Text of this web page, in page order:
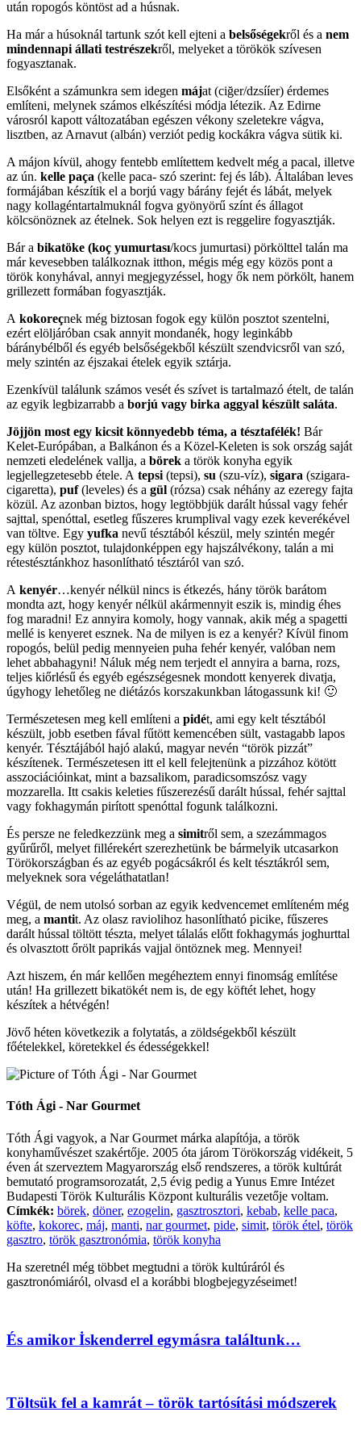
után ropogós köntöst ad a húsnak.
Ha már a húsoknál tartunk szót kell ejteni a belsőségekről és a nem
mindennapi állati testrészekről, melyeket a törökök szívesen
fogyasztanak.
Elsőként a számunkra sem idegen májat (ciğer/dzsííer) érdemes
említeni, melynek számos elkészítési módja létezik. Az Edirne
városról kapott változatában egészen vékony szeletekre vágva,
lisztben, az Arnavut (albán) verziót pedig kockákra vágva sütik ki.
A májon kívül, ahogy fentebb említettem kedvelt még a pacal, illetve
az ún. kelle paça (kelle paca- szó szerint: fej és láb). Általában leves
formájában készítik el a borjú vagy bárány fejét és lábát, melyek
nagy kollagéntartalmuknál fogva gyönyörű színt és állagot
kölcsönöznek az ételnek. Sok helyen ezt is reggelire fogyasztják.
Bár a bikatöke (koç yumurtası/kocs jumurtasi) pörkölttel talán ma
már kevesebben találkoznak itthon, mégis még egy közös pont a
török konyhával, annyi megjegyzéssel, hogy ők nem pörkölt, hanem
grillezett formában fogyasztják.
A kokoreçnek még biztosan fogok egy külön posztot szentelni,
ezért elöljáróban csak annyit mondanék, hogy leginkább
báránybélből és egyéb belsőségekből készült szendvicsről van szó,
mely szintén az éjszakai ételek egyik sztárja.
Ezenkívül találunk számos vesét és szívet is tartalmazó ételt, de talán
az egyik legbizarrabb a borjú vagy birka aggyal készült saláta.
Jöjjön most egy kicsit könnyedebb téma, a tésztafélék! Bár
Kelet-Európában, a Balkánon és a Közel-Keleten is sok ország saját
nemzeti eledelének vallja, a börek a török konyha egyik
legjellegzetesebb étele. A tepsi (tepsi), su (szu-víz), sigara (szigara-
cigaretta), puf(leveles) és a gül (rózsa) csak néhány az ezeregy fajta
közül. Az azonban biztos, hogy legtöbbjük darált hússal vagy fehér
sajttal, spenóttal, esetleg fűszeres krumplival vagy ezek keverékével
van töltve. Egy yufka nevű tésztából készül, mely szintén megér
egy külön posztot, tulajdonképpen egy hajszálvékony, talán a mi
rétestésztánkhoz hasonlítható tésztáról van szó.
A kenyér…kenyér nélkül nincs is étkezés, hány török barátom
mondta azt, hogy kenyér nélkül akármennyit eszik is, mindig éhes
fog maradni! Ez annyira komoly, hogy vannak, akik még a spagetti
mellé is kenyeret esznek. Na de milyen is ez a kenyér? Kívül finom
ropogós, belül pedig mennyeien puha fehér kenyér, valóban nem
lehet abbahagyni! Náluk még nem terjedt el annyira a barna, rozs,
teljes kiőrlésű és egyéb egészségesnek mondott kenyerek divatja,
úgyhogy lehetőleg ne diétázós korszakunkban látogassunk ki! 🙂
Természetesen meg kell említeni a pidét, ami egy kelt tésztából
készült, jobb esetben fával fűtött kemencében sült, vastagabb lapos
kenyér. Tésztájából hajó alakú, magyar nevén “török pizzát”
készítenek. Természetesen itt el kell felejtenünk a pizzához kötött
asszociációinkat, mint a bazsalikom, paradicsomszósz vagy
mozzarella. Itt csakis keleties fűszerezésű darált hússal, fehér sajttal
vagy fokhagymán pirított spenóttal fogunk találkozni.
És persze ne feledkezzünk meg a simitről sem, a szezámmagos
gyűrűről, melyet fillérekért szerezhetünk be bármelyik utcasarkon
Törökországban és az egyéb pogácsákról és kelt tésztákról sem,
melyeknek sora végeláthatatlan!
Végül, de nem utolsó sorban az egyik kedvencemet említeném még
meg, a mantit. Az olasz raviolihoz hasonlítható picike, fűszeres
darált hússal töltött tészta, melyet tálalás előtt fokhagymás joghurttal
és olvasztott őrölt paprikás vajjal öntöznek meg. Mennyei!
Azt hiszem, én már kellően megéheztem ennyi finomság említése
után! Ha grillezett bikatökét nem is, de egy köftét lehet, hogy
készítek a hétvégén!
Jövő héten következik a folytatás, a zöldségekből készült
főételekkel, köretekkel és édességekkel!
Tóth Ági - Nar Gourmet
Tóth Ági vagyok, a Nar Gourmet márka alapítója, a török
konyhaművészet szakértője. 2005 óta járom Törökország vidékeit, 5
éven át szerveztem Magyarország első rendszeres, a török kultúrát
bemutató programsorozatát, 2,5 évig pedig a Yunus Emre Intézet
Budapesti Török Kulturális Központ kulturális vezetője voltam.
Címkék: börek, döner, ezogelin, gasztrosztori, kebab, kelle paca,
köfte, kokorec, máj, manti, nar gourmet, pide, simit, török étel, török
gasztro, török gasztronómia, török konyha
Ha szeretnél még többet megtudni a török kultúráról és
gasztronómiáról, olvasd el a korábbi blogbejegyzéseimet!
És amikor İskenderrel egymásra találtunk…
Töltsük fel a kamrát – török tartósítási módszerek